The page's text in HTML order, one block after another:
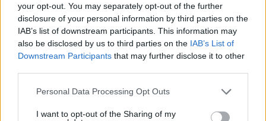
your opt-out. You may separately opt-out of the further
disclosure of your personal information by third parties on the
IAB’s list of downstream participants. This information may
also be disclosed by us to third parties on the IAB’s List of
Downstream Participants that may further disclose it to other
Please note that this website/app uses one or more Google
not limited to your visit or usage behaviour. You may click to
Personal Data Processing Opt Outs
I want to opt-out of the Sharing of my
γιατί τον προστατεύει
12.03.2018, 10:09
ο φίλος του ο τσίπρας.... συριζαίοι πιστολέρο της
εξυγίανσης έρχεται το τέλος σας...
ΠΡΟΣΘΗΚΗ ΣΧΟΛΙΟΥ